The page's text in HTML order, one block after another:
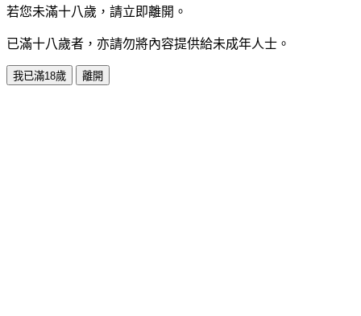
若您未滿十八歲，請立即離開。
已滿十八歲者，亦請勿將內容提供給未成年人士。
我已滿18歲 離開